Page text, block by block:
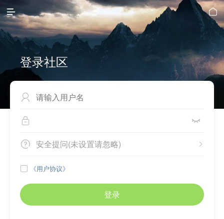
 
登录社区

 
 
安全提问(未设置请忽略)
 《用户协议》
登录